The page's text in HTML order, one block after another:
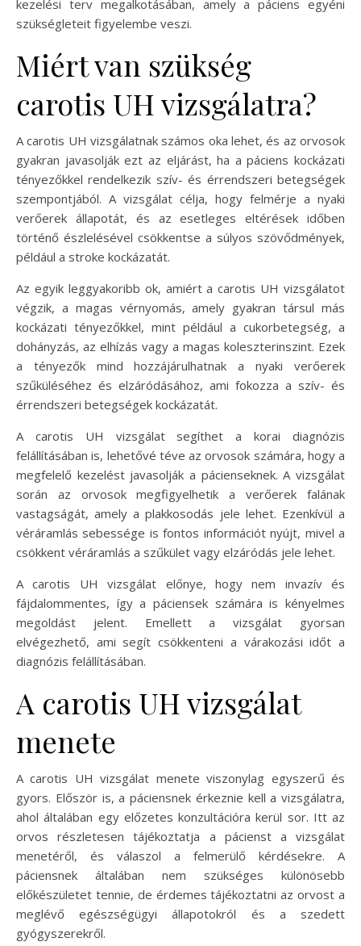
kezelési terv megalkotásában, amely a páciens egyéni
szükségleteit figyelembe veszi.
Miért van szükség
carotis UH vizsgálatra?
A carotis UH vizsgálatnak számos oka lehet, és az orvosok
gyakran javasolják ezt az eljárást, ha a páciens kockázati
tényezőkkel rendelkezik szív- és érrendszeri betegségek
szempontjából. A vizsgálat célja, hogy felmérje a nyaki
verőerek állapotát, és az esetleges eltérések időben
történő észlelésével csökkentse a súlyos szövődmények,
például a stroke kockázatát.
Az egyik leggyakoribb ok, amiért a carotis UH vizsgálatot
végzik, a magas vérnyomás, amely gyakran társul más
kockázati tényezőkkel, mint például a cukorbetegség, a
dohányzás, az elhízás vagy a magas koleszterinszint. Ezek
a tényezők mind hozzájárulhatnak a nyaki verőerek
szűküléséhez és elzáródásához, ami fokozza a szív- és
érrendszeri betegségek kockázatát.
A carotis UH vizsgálat segíthet a korai diagnózis
felállításában is, lehetővé téve az orvosok számára, hogy a
megfelelő kezelést javasolják a pácienseknek. A vizsgálat
során az orvosok megfigyelhetik a verőerek falának
vastagságát, amely a plakkosodás jele lehet. Ezenkívül a
véráramlás sebessége is fontos információt nyújt, mivel a
csökkent véráramlás a szűkület vagy elzáródás jele lehet.
A carotis UH vizsgálat előnye, hogy nem invazív és
fájdalommentes, így a páciensek számára is kényelmes
megoldást jelent. Emellett a vizsgálat gyorsan
elvégezhető, ami segít csökkenteni a várakozási időt a
diagnózis felállításában.
A carotis UH vizsgálat
menete
A carotis UH vizsgálat menete viszonylag egyszerű és
gyors. Először is, a páciensnek érkeznie kell a vizsgálatra,
ahol általában egy előzetes konzultációra kerül sor. Itt az
orvos részletesen tájékoztatja a pácienst a vizsgálat
menetéről, és válaszol a felmerülő kérdésekre. A
páciensnek általában nem szükséges különösebb
előkészületet tennie, de érdemes tájékoztatni az orvost a
meglévő egészségügyi állapotokról és a szedett
gyógyszerekről.